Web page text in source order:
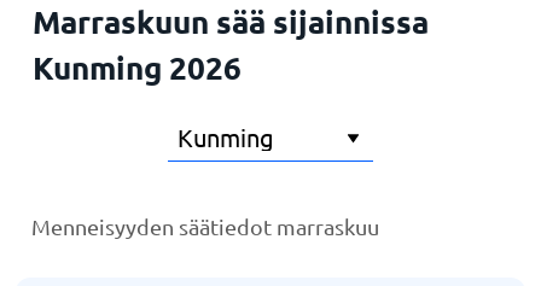
Koti
Marraskuun sää sijainnissa
Kunming 2026
Menneisyyden säätiedot marraskuu